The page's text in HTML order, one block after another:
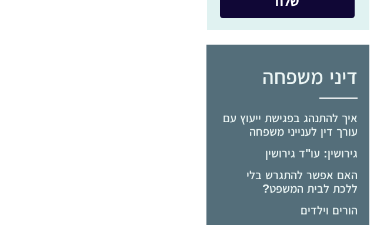
דיני משפחה
איך להתנהג בפגישת ייעוץ עם
עורך דין לענייני משפחה
גירושין: עו"ד גירושין
האם אפשר להתגרש בלי
ללכת לבית המשפט?
הורים וילדים